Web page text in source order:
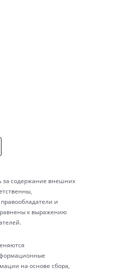
за содержание внешних
и
к выражению
на основе сбора,